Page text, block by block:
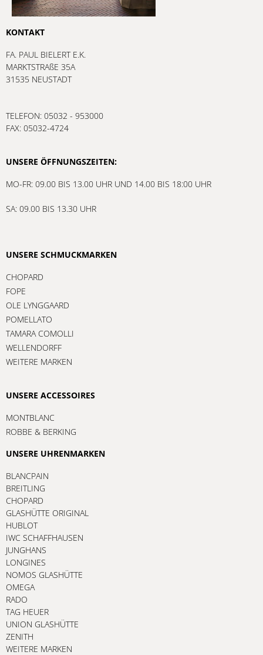
KONTAKT
FA. PAUL BIELERT E.K.
MARKTSTRAßE 35A
31535 NEUSTADT
TELEFON: 05032 - 953000
FAX: 05032-4724
UNSERE ÖFFNUNGSZEITEN:
MO-FR: 09.00 BIS 13.00 UHR UND 14.00 BIS 18:00 UHR
SA: 09.00 BIS 13.30 UHR
UNSERE SCHMUCKMARKEN
CHOPARD
FOPE
OLE LYNGGAARD
POMELLATO
TAMARA COMOLLI
WELLENDORFF
WEITERE MARKEN
UNSERE ACCESSOIRES
MONTBLANC
ROBBE & BERKING
UNSERE UHRENMARKEN
BLANCPAIN
BREITLING
CHOPARD
GLASHÜTTE ORIGINAL
HUBLOT
IWC SCHAFFHAUSEN
JUNGHANS
LONGINES
NOMOS GLASHÜTTE
OMEGA
RADO
TAG HEUER
UNION GLASHÜTTE
ZENITH
WEITERE MARKEN